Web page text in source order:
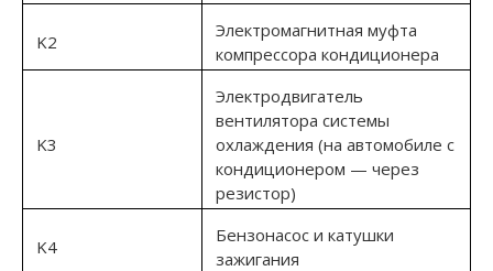
K2
Электромагнитная муфта
компрессора кондиционера
K3
Электродвигатель
вентилятора системы
охлаждения (на автомобиле с
кондиционером — через
резистор)
K4
Бензонасос и катушки
зажигания